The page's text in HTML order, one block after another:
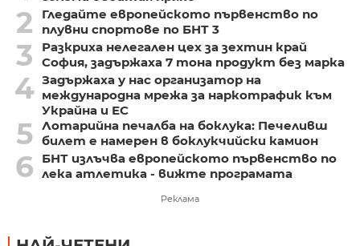
2
Гледайте европейското първенство по
плувни спортове по БНТ 3
3
Разкриха нелегален цех за зехтин край
София, задържаха 7 тона продукт без марка
4 Задържаха у нас организатор на
международна мрежа за наркотрафик към
Украйна и ЕС
5 Лотарийна печалба на боклука: Печеливш
билет е намерен в боклукчийски камион
6
БНТ излъчва европейското първенство по
лека атлетика - вижте програмата
Реклама